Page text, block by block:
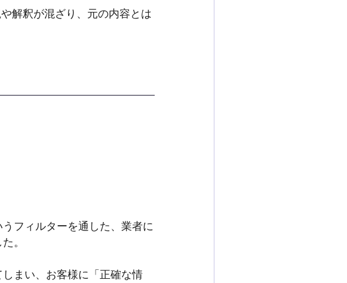
解釈が混ざり、元の内容とは
フィルターを通した、業者に
。
まい、お客様に「正確な情